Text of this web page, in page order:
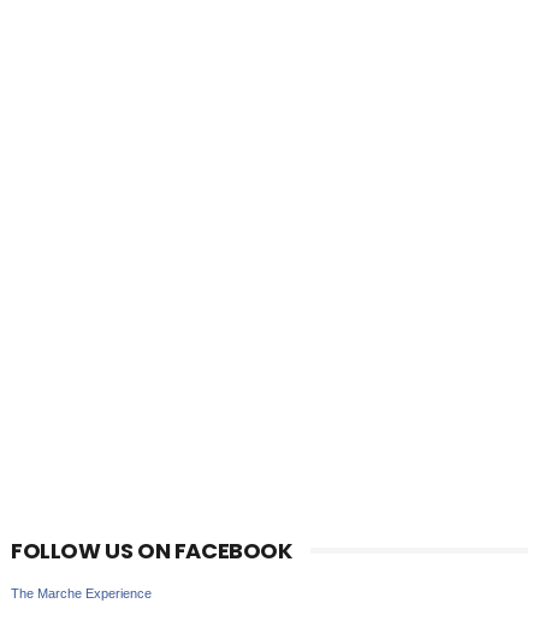
FOLLOW US ON FACEBOOK
The Marche Experience